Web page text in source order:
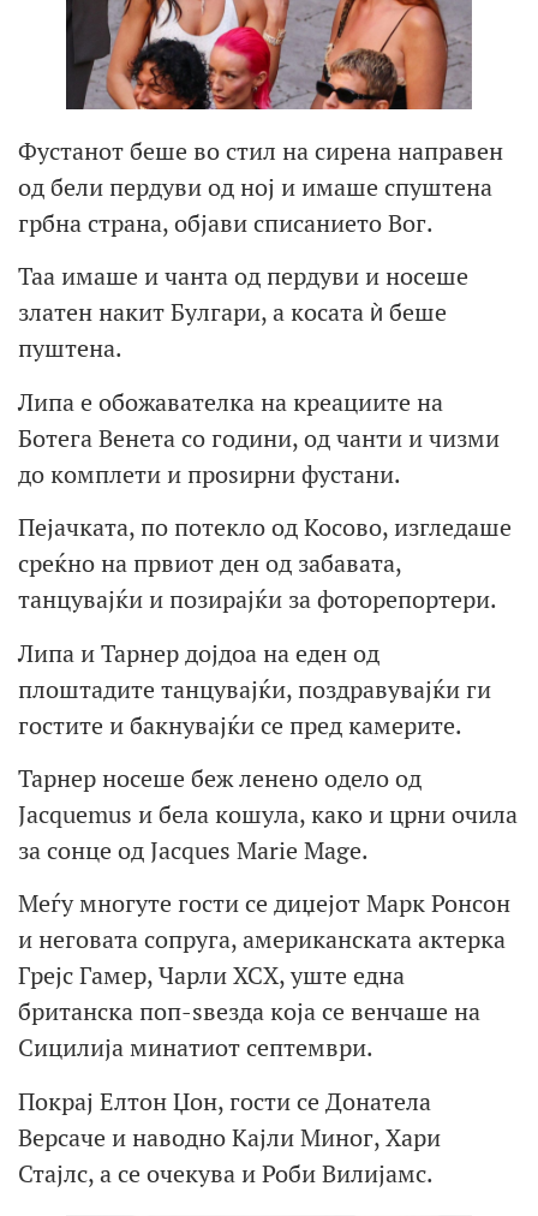
Фустанот беше во стил на сирена направен
од бели пердуви од ној и имаше спуштена
грбна страна, објави списанието Вог.
Таа имаше и чанта од пердуви и носеше
златен накит Булгари, а косата ѝ беше
пуштена.
Липа е обожавателка на креациите на
Ботега Венета со години, од чанти и чизми
до комплети и проѕирни фустани.
Пејачката, по потекло од Косово, изгледаше
среќно на првиот ден од забавата,
танцувајќи и позирајќи за фоторепортери.
Липа и Тарнер дојдоа на еден од
плоштадите танцувајќи, поздравувајќи ги
гостите и бакнувајќи се пред камерите.
Тарнер носеше беж ленено одело од
Jacquemus и бела кошула, како и црни очила
за сонце од Jacques Marie Mage.
Меѓу многуте гости се диџејот Марк Ронсон
и неговата сопруга, американската актерка
Грејс Гамер, Чарли XCX, уште една
британска поп-ѕвезда која се венчаше на
Сицилија минатиот септември.
Покрај Елтон Џон, гости се Донатела
Версаче и наводно Кајли Миног, Хари
Стајлс, а се очекува и Роби Вилијамс.